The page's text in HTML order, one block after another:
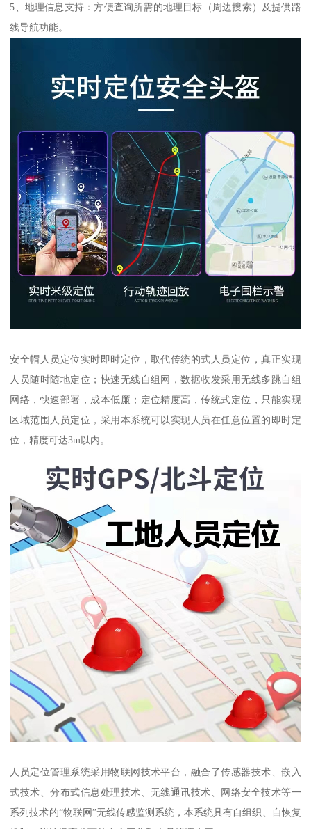
5、地理信息支持：方便查询所需的地理目标（周边搜索）及提供路
线导航功能。
安全帽人员定位实时即时定位，取代传统的式人员定位，真正实现
人员随时随地定位；快速无线自组网，数据收发采用无线多跳自组
网络，快速部署，成本低廉；定位精度高，传统式定位，只能实现
区域范围人员定位，采用本系统可以实现人员在任意位置的即时定
位，精度可达3m以内。
人员定位管理系统采用物联网技术平台，融合了传感器技术、嵌入
式技术、分布式信息处理技术、无线通讯技术、网络安全技术等一
系列技术的“物联网”无线传感监测系统，本系统具有自组织、自恢复